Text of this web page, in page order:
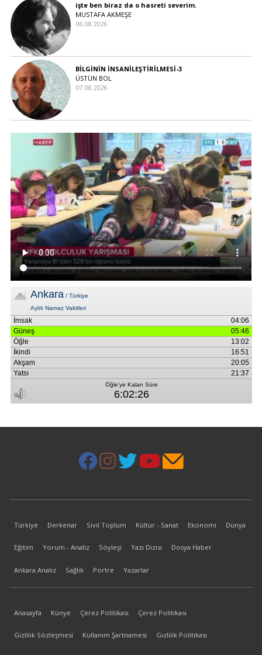
işte ben biraz da o hasreti severim.
MUSTAFA AKMEŞE
06.08.2026
BİLGİNİN İNSANİLEŞTİRİLMESİ-3
ÜSTÜN BOL
07.08.2026
Türkiye Derkenar Sivil Toplum Kültür - Sanat Ekonomi Dünya
Eğitim Yorum - Analiz Söyleşi Yazı Dizisi Dosya Haber
Ankara Analiz Sağlık Portre Yazarlar
Anasayfa Künye Çerez Politikası Çerez Politikası
Gizlilik Sözleşmesi Kullanım Şartnamesi Gizlilik Politikası